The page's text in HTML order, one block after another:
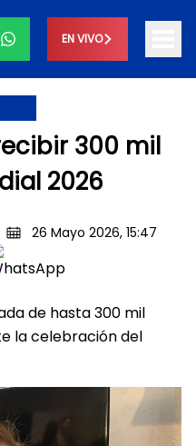
EN VIVO
300 mil
2026
26 Mayo 2026, 15:47
de hasta 300 mil
la celebración del